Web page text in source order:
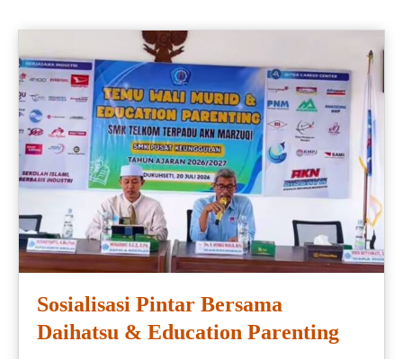
Sosialisasi Pintar Bersama
Daihatsu & Education Parenting